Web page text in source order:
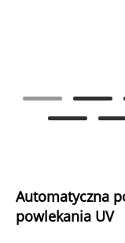
Automatyczna
powlekania UV